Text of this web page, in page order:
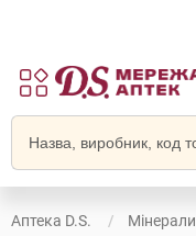
Аптека D.S. Мінерали